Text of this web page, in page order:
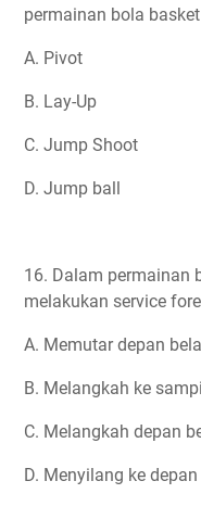
permainan bola
A. Pivot
B. Lay-Up
C. Jump Shoot
D. Jump ball
16. Dalam permainan
melakukan service
A. Memutar depan
B. Melangkah ke
C. Melangkah depan
D. Menyilang ke